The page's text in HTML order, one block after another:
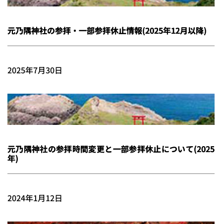
元乃隅神社の参拝・一部参拝休止情報(2025年12月以降)
2025年7月30日
元乃隅神社の参拝時間変更と一部参拝休止について(2025
年)
2024年1月12日